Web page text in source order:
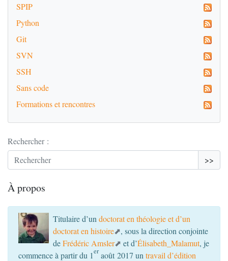
SPIP
Python
Git
SVN
SSH
Sans code
Formations et rencontres
Rechercher :
>>
À propos
Titulaire d’un doctorat en théologie et d’un
doctorat en histoire
, sous la direction conjointe
deFrédéric Amsler et d’Élisabeth_Malamut, je
commence à partir du 1er août 2017 un travail d’édition